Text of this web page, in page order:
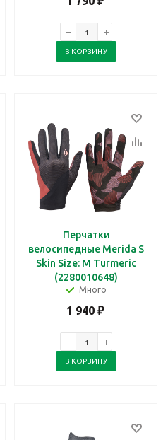
В КОРЗИНУ
Перчатки
велосипедные Merida S
Skin Size: M Turmeric
(2280010648)
Много
1 940₽
В КОРЗИНУ